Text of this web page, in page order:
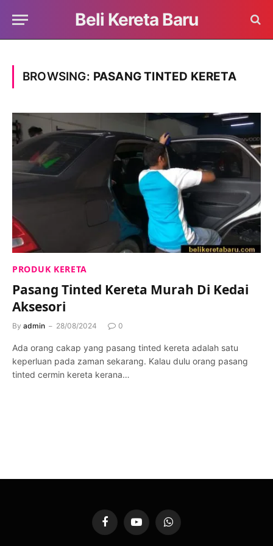
Beli Kereta Baru
BROWSING: PASANG TINTED KERETA
PRODUK KERETA
Pasang Tinted Kereta Murah Di Kedai
Aksesori
By admin 28/08/2024 0
Ada orang cakap yang pasang tinted kereta adalah satu
keperluan pada zaman sekarang. Kalau dulu orang pasang
tinted cermin kereta kerana…
FacebookYouTubeWhatsApp